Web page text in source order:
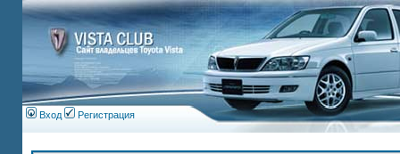
Вход Регистрация